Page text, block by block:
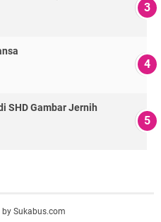
SHD Gambar Jernih
Sukabus.com